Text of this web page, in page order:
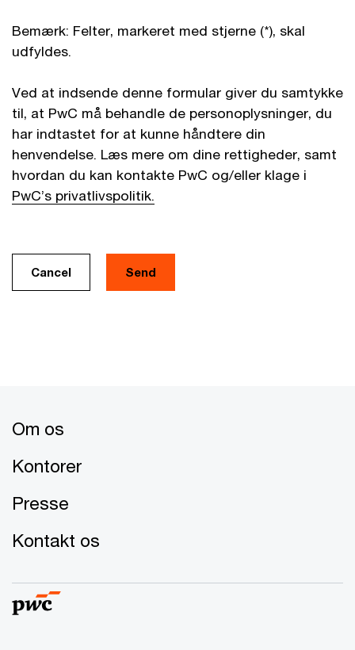
Bemærk: Felter, markeret med stjerne (*), skal
udfyldes.
Ved at indsende denne formular giver du samtykke
til, at PwC må behandle de personoplysninger, du
har indtastet for at kunne håndtere din
henvendelse. Læs mere om dine rettigheder, samt
hvordan du kan kontakte PwC og/eller klage i
PwC’s privatlivspolitik.
Cancel
Om os
Kontorer
Presse
Kontakt os